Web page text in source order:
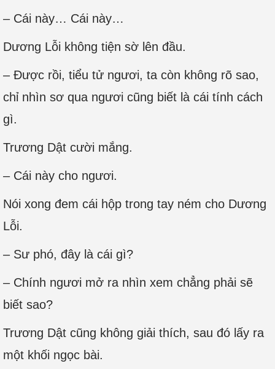
– Cái này… Cái này…
Dương Lỗi không tiện sờ lên đầu.
– Được rồi, tiểu tử ngươi, ta còn không rõ sao,
chỉ nhìn sơ qua ngươi cũng biết là cái tính cách
gì.
Trương Dật cười mắng.
– Cái này cho ngươi.
Nói xong đem cái hộp trong tay ném cho Dương
Lỗi.
– Sư phó, đây là cái gì?
– Chính ngươi mở ra nhìn xem chẳng phải sẽ
biết sao?
Trương Dật cũng không giải thích, sau đó lấy ra
một khối ngọc bài.